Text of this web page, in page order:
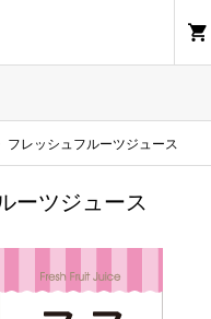
フレッシュフルーツジュース
ーツジュース